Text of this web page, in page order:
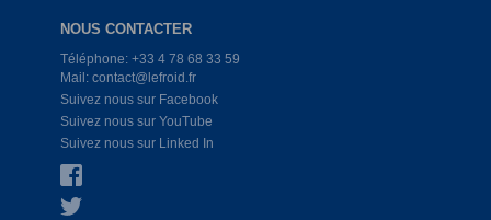
NOUS CONTACTER
Téléphone: +33 4 78 68 33 59
Mail: contact@lefroid.fr
Suivez nous sur Facebook
Suivez nous sur YouTube
Suivez nous sur Linked In